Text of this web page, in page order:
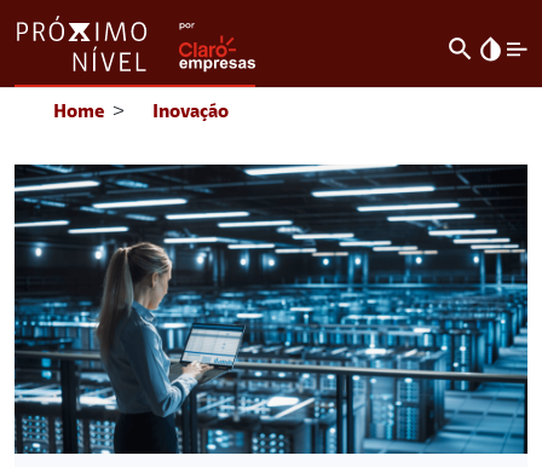
search invert_colors
Home > Inovação